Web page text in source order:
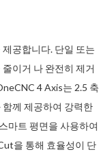
공합니다. 단일 또는
이거 나 완전히 제거
4 Axis는 2.5 축
함께 제공하여 강력한
마트 평면을 사용하여
을 통해 효율성이 단